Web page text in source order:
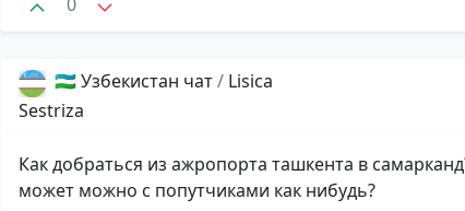
🇺🇿 Узбекистан чат/ Lisica
Sestriza
Как добраться из ажропорта ташкента в
может можно с попутчиками как нибудь?